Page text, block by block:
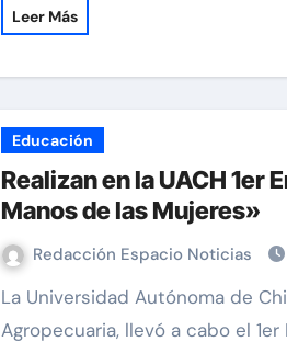
Leer Más
Educación
Realizan en la UACH 1er
Manos de las Mujeres»
Redacción Espacio Noticias
La Universidad Autónoma de Chihuahua, a través de la DES
Agropecuaria, llevó a cabo el 1er